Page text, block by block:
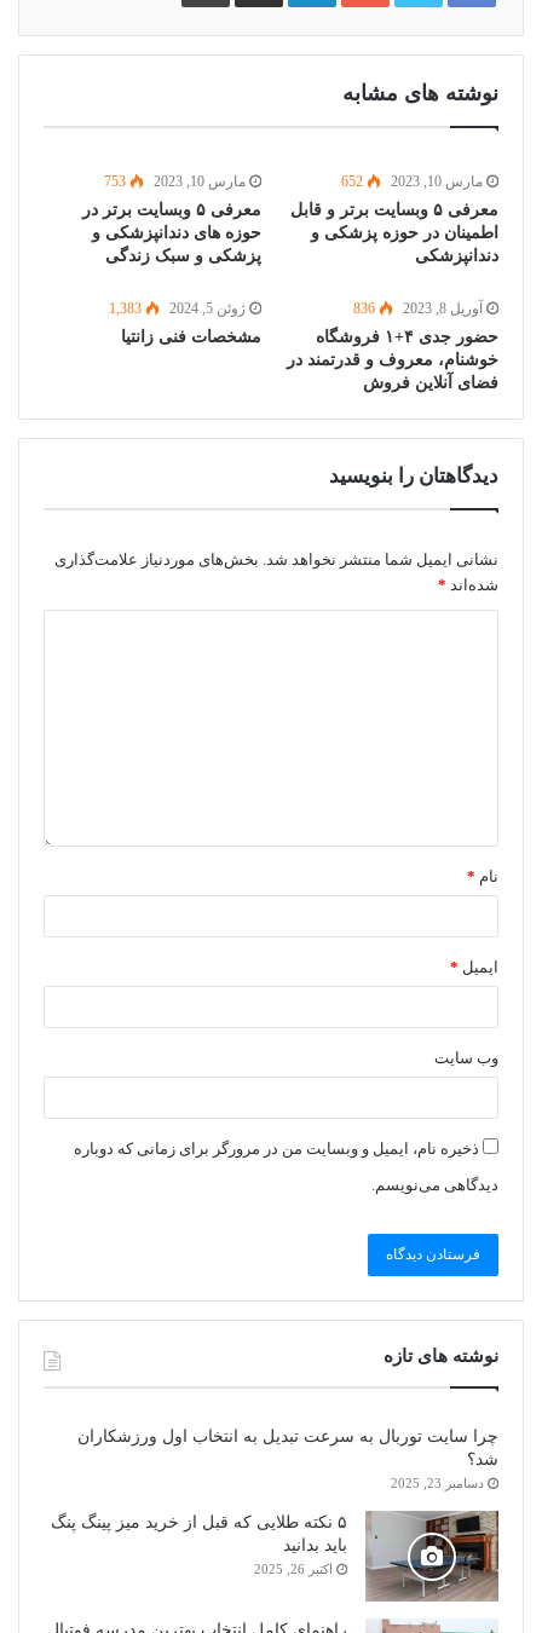
ایمیل
نوشته های مشابه
مارس 10, 2023 652
معرفی ۵ وبسایت برتر و قابل
اطمینان در حوزه پزشکی و
دندانپزشکی
مارس 10, 2023 753
معرفی ۵ وبسایت برتر در
حوزه های دندانپزشکی و
پزشکی و سبک زندگی
آوریل 8, 2023 836
حضور جدی ۴+۱ فروشگاه
خوشنام، معروف و قدرتمند در
فضای آنلاین فروش
ژوئن 5, 2024 1,383
مشخصات فنی زانتیا
دیدگاهتان را بنویسید
نشانی ایمیل شما منتشر نخواهد شد. بخش‌های موردنیاز علامت‌گذاری
شده‌اند *
نام *
ایمیل *
وب‌ سایت
ذخیره نام، ایمیل و وبسایت من در مرورگر برای زمانی که دوباره
دیدگاهی می‌نویسم.
نوشته های تازه
چرا سایت توربال به ‌سرعت تبدیل به انتخاب اول ورزشکاران
شد؟
دسامبر 23, 2025
۵ نکته طلایی که قبل از خرید میز پینگ پنگ
باید بدانید
اکتبر 26, 2025